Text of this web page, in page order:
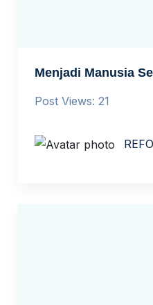
Menjadi Manusia
Post Views: 21
REFO